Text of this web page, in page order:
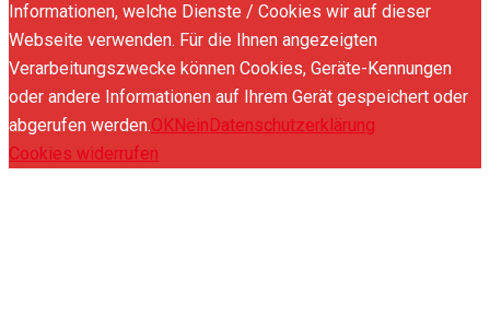
Informationen, welche Dienste / Cookies wir auf dieser
Webseite verwenden. Für die Ihnen angezeigten
Verarbeitungszwecke können Cookies, Geräte-Kennungen
oder andere Informationen auf Ihrem Gerät gespeichert oder
abgerufen werden.OKNeinDatenschutzerklärung
Cookies widerrufen